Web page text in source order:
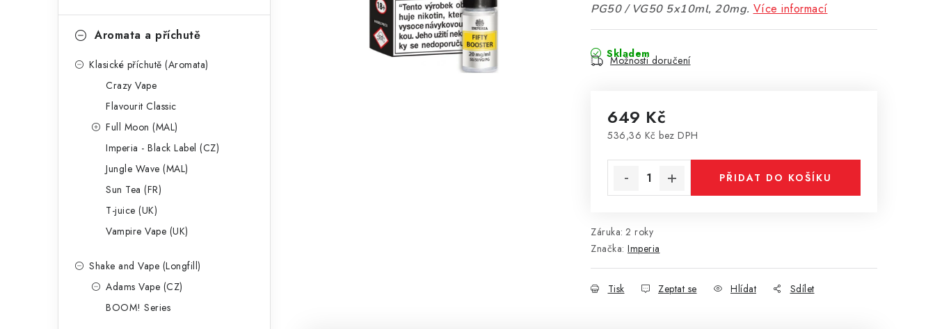
n
Aromata a příchutě
Klasické příchutě (Aromata)
Crazy Vape
Flavourit Classic
Full Moon (MAL)
Imperia - Black Label (CZ)
Jungle Wave (MAL)
Sun Tea (FR)
T-juice (UK)
Vampire Vape (UK)
Shake and Vape (Longfill)
Adams Vape (CZ)
BOOM! Series
PG50 / VG50 5x10ml, 20mg. Více informací
Skladem
Možnosti doručení
649 Kč
536,36 Kč bez DPH
PŘIDAT DO KOŠÍKU
Záruka: 2 roky
Značka: Imperia
Tisk Zeptat se Hlídat Sdílet